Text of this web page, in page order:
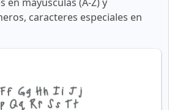
en mayúsculas (A-Z) y
caracteres especiales en